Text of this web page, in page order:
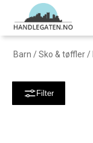
Barn /Sko & tøffler /
Filter